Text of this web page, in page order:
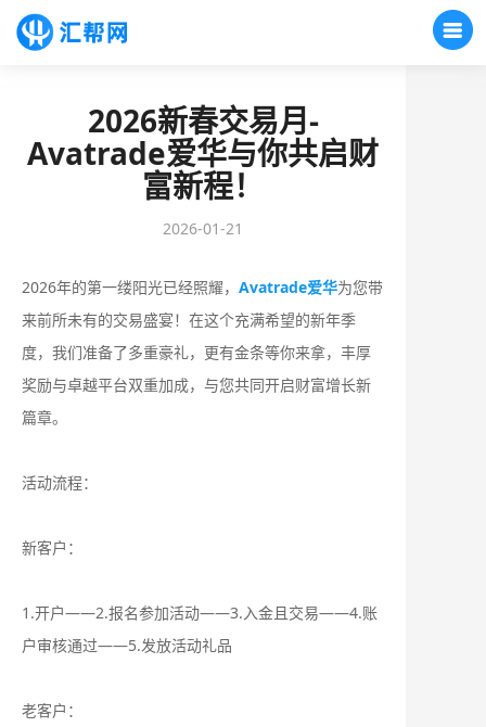
2026新春交易月-
Avatrade爱华与你共启财
富新程！
2026-01-21
2026年的第一缕阳光已经照耀， Avatrade爱华为您带
来前所未有的交易盛宴！在这个充满希望的新年季
度，我们准备了多重豪礼，更有金条等你来拿，丰厚
奖励与卓越平台双重加成，与您共同开启财富增长新
篇章。
活动流程：
新客户：
1.开户——2.报名参加活动——3.入金且交易——4.账
户审核通过——5.发放活动礼品
老客户：